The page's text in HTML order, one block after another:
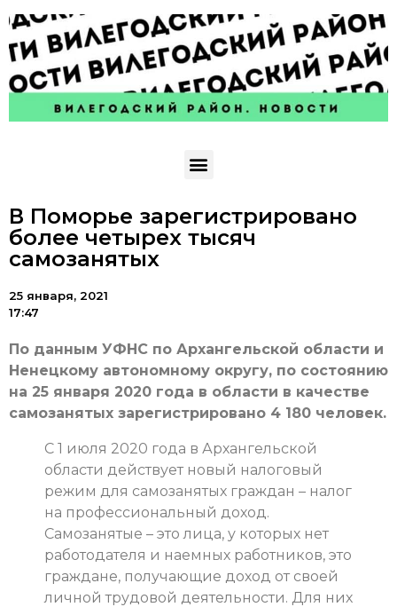
В Поморье зарегистрировано
более четырех тысяч
самозанятых
25 января, 2021
17:47
По данным УФНС по Архангельской области и
Ненецкому автономному округу, по состоянию
на 25 января 2020 года в области в качестве
самозанятых зарегистрировано 4 180 человек.
С 1 июля 2020 года в Архангельской
области действует новый налоговый
режим для самозанятых граждан – налог
на профессиональный доход.
Самозанятые – это лица, у которых нет
работодателя и наемных работников, это
граждане, получающие доход от своей
личной трудовой деятельности. Для них